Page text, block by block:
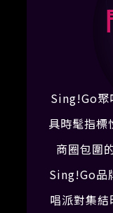
Sing!Go聚
具時髦指標
商圈包圍
Sing!Go品
唱派對集